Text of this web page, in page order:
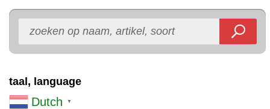
taal, language
Dutch ▼